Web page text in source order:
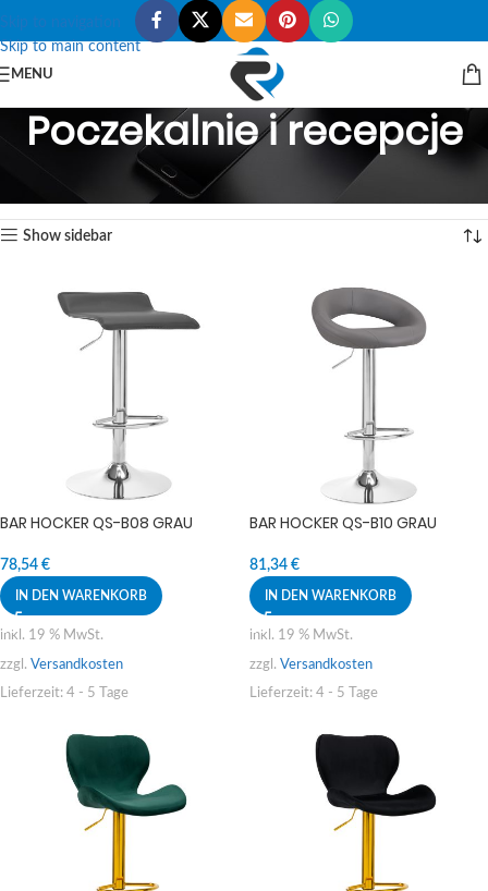
Skip to navigation
Skip to main content
MENU
Poczekalnie i recepcje
Kosmetische Möbel
Poczekalnie i recepcje
Alle 18 Ergebnisse werden angezeigt
Show sidebar
BAR HOCKER QS-B08 GRAU
78,54 €
IN DEN WARENKORB
inkl. 19 % MwSt.
zzgl. Versandkosten
Lieferzeit: 4 - 5 Tage
BAR HOCKER QS-B10 GRAU
81,34 €
IN DEN WARENKORB
inkl. 19 % MwSt.
zzgl. Versandkosten
Lieferzeit: 4 - 5 Tage